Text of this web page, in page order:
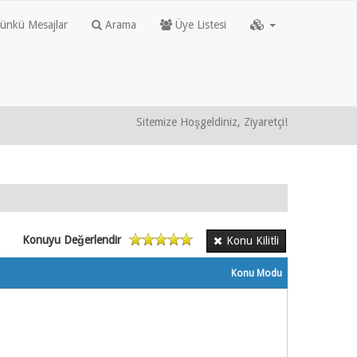
Mesajlar Arama Üye Listesi
Sitemize Hoşgeldiniz, Ziyaretçi!
Konu Kilitli
Konuyu Değerlendir
Konu Modu